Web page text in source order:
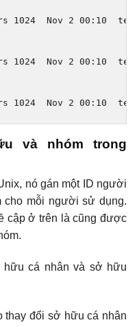
1024 Nov 2 00 : 10
1024 Nov 2 00 : 10
1024 Nov 2 00 : 10
và nhóm trong
nó gán một ID người
mỗi người sử dụng.
cập ở trên là cũng được
hữu cá nhân và sở hữu
thay đổi sở hữu cá nhân